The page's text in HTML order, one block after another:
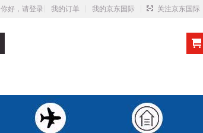
你好，请登录 我的订单 我的京东国际 关注京东国际